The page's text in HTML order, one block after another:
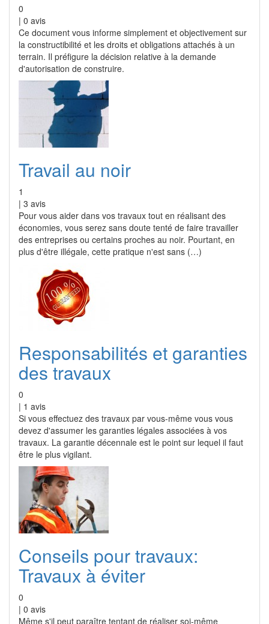
0
| 0 avis
Ce document vous informe simplement et objectivement sur
la constructibilité et les droits et obligations attachés à un
terrain. Il préfigure la décision relative à la demande
d'autorisation de construire.
Travail au noir
1
| 3 avis
Pour vous aider dans vos travaux tout en réalisant des
économies, vous serez sans doute tenté de faire travailler
des entreprises ou certains proches au noir. Pourtant, en
plus d'être illégale, cette pratique n'est sans (…)
Responsabilités et garanties
des travaux
0
| 1 avis
Si vous effectuez des travaux par vous-même vous vous
devez d'assumer les garanties légales associées à vos
travaux. La garantie décennale est le point sur lequel il faut
être le plus vigilant.
Conseils pour travaux:
Travaux à éviter
0
| 0 avis
Même s'il peut paraître tentant de réaliser soi-même